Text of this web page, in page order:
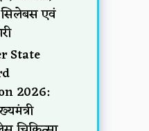
सिलेबस एवं
State
2026: